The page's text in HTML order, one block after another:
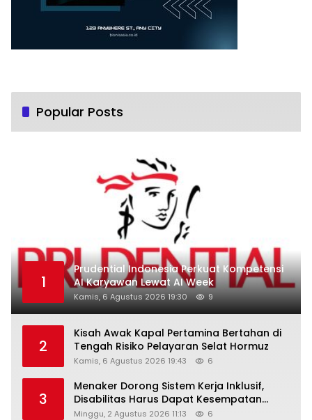
Popular Posts
1
Prudential Indonesia Perkuat Kompetensi
AI Karyawan Lewat AI Week
Kamis, 6 Agustus 2026 19:30 9
2
Kisah Awak Kapal Pertamina Bertahan di
Tengah Risiko Pelayaran Selat Hormuz
Kamis, 6 Agustus 2026 19:43 6
3
Menaker Dorong Sistem Kerja Inklusif,
Disabilitas Harus Dapat Kesempatan
Setara
Minggu, 2 Agustus 2026 11:13 6